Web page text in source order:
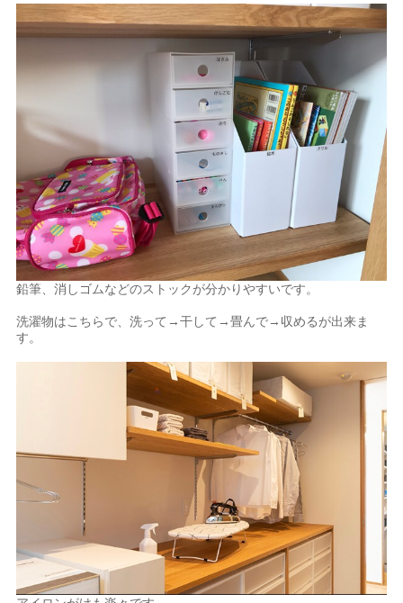
鉛筆、消しゴムなどのストックが分かりやすいです。
洗濯物はこちらで、洗って→干して→畳んで→収めるが出来ま
す。